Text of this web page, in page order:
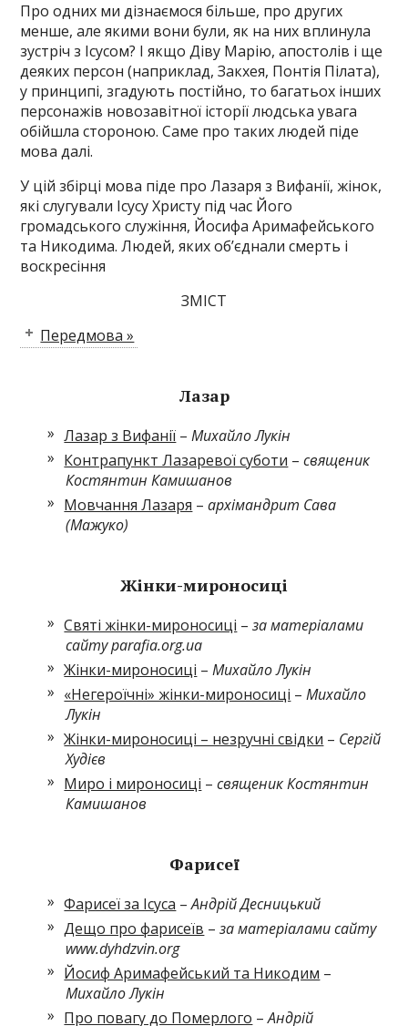
Про одних ми дізнаємося більше, про других
менше, але якими вони були, як на них вплинула
зустріч з Ісусом? І якщо Діву Марію, апостолів і ще
деяких персон (наприклад, Закхея, Понтія Пілата),
у принципі, згадують постійно, то багатьох інших
персонажів новозавітної історії людська увага
обійшла стороною. Саме про таких людей піде
мова далі.
У цій збірці мова піде про Лазаря з Вифанії, жінок,
які слугували Ісусу Христу під час Його
громадського служіння, Йосифа Аримафейського
та Никодима. Людей, яких об’єднали смерть і
воскресіння
ЗМІСТ
Передмова »
Лазар
Лазар з Вифанії –Михайло Лукін
Контрапункт Лазаревої суботи –священик
Костянтин Камишанов
Мовчання Лазаря –архімандрит Сава
(Мажуко)
Жінки-мироносиці
Святі жінки-мироносиці –за матеріалами
сайту parafia.org.ua
Жінки-мироносиці –Михайло Лукін
«Негероїчні» жінки-мироносиці –Михайло
Лукін
Жінки-мироносиці – незручні свідки – Сергій
Худієв
Миро і мироносиці –священик Костянтин
Камишанов
Фарисеї
Фарисеї за Ісуса –Андрій Десницький
Дещо про фарисеїв –за матеріалами сайту
www.dyhdzvin.org
Йосиф Аримафейський та Никодим –
Михайло Лукін
Про повагу до Померлого –Андрій